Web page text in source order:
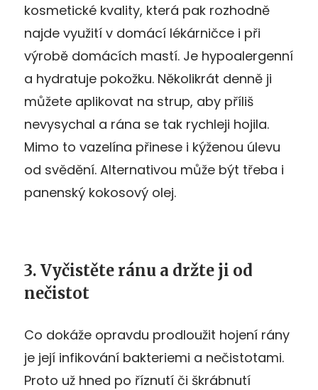
kosmetické kvality, která pak rozhodně
najde využití v domácí lékárničce i při
výrobě domácích mastí. Je hypoalergenní
a hydratuje pokožku. Několikrát denně ji
můžete aplikovat na strup, aby příliš
nevysychal a rána se tak rychleji hojila.
Mimo to vazelína přinese i kýženou úlevu
od svědění. Alternativou může být třeba i
panenský kokosový olej.
3. Vyčistěte ránu a držte ji od
nečistot
Co dokáže opravdu prodloužit hojení rány
je její infikování bakteriemi a nečistotami.
Proto už hned po říznutí či škrábnutí